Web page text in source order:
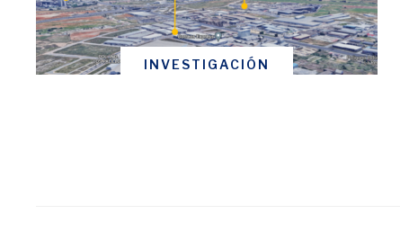
INVESTIGACIÓN